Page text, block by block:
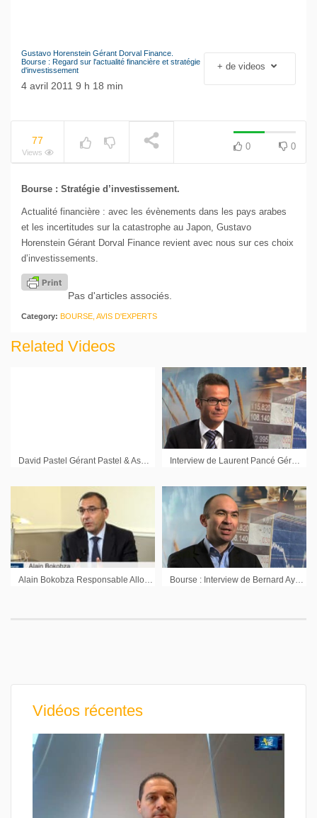
Le séisme industriel
Gustavo Horenstein Gérant Dorval Finance.
Bourse : Regard sur l'actualité financière et stratégie
d'investissement
4 avril 2011 9 h 18 min
+ de videos
77
Views
0 0
Bourse : Stratégie d’investissement.
Actualité financière : avec les évènements dans les pays arabes
et les incertitudes sur la catastrophe au Japon, Gustavo
Horenstein Gérant Dorval Finance revient avec nous sur ces choix
d’investissements.
Pas d'articles associés.
Category: BOURSE, AVIS D'EXPERTS
Related Videos
David Pastel Gérant Pastel & Associés Interview de Laurent Pancé Gérant Palatine AM sur les Midcaps (Cegid Cgg Veritas et Gifi)
Vidéos récentes